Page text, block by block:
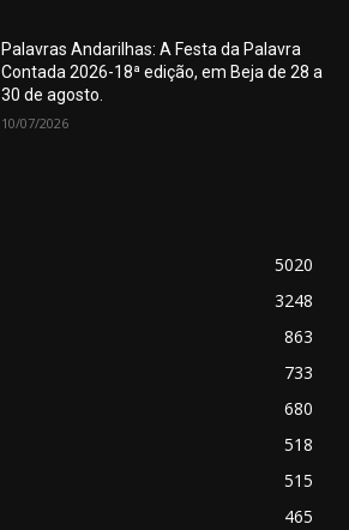
Palavras Andarilhas: A Festa da Palavra
Contada 2026-18ª edição, em Beja de 28 a
30 de agosto.
10/07/2026
5020
3248
863
733
680
518
515
465